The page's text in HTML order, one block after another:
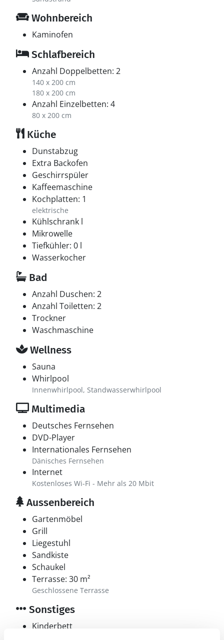
Wohnbereich
Kaminofen
Schlafbereich
Anzahl Doppelbetten: 2
140 x 200 cm
180 x 200 cm
Anzahl Einzelbetten: 4
80 x 200 cm
Küche
Dunstabzug
Extra Backofen
Geschirrspüler
Kaffeemaschine
Kochplatten: 1
elektrische
Kühlschrank l
Mikrowelle
Tiefkühler: 0 l
Wasserkocher
Bad
Anzahl Duschen: 2
Anzahl Toiletten: 2
Trockner
Waschmaschine
Wellness
Sauna
Whirlpool
Innenwhirlpool, Standwasserwhirlpool
Multimedia
Deutsches Fernsehen
DVD-Player
Internationales Fernsehen
Dänisches Fernsehen
Internet
Kostenloses Wi-Fi - Mehr als 20 Mbit
Aussenbereich
Gartenmöbel
Grill
Liegestuhl
Sandkiste
Schaukel
Terrasse: 30 m²
Geschlossene Terrasse
Sonstiges
Kinderbett